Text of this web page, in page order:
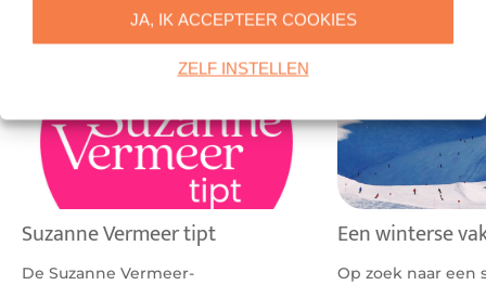
JA, IK ACCEPTEER COOKIES
ZELF INSTELLEN
Artikelen over nieuws
Suzanne Vermeer tipt
De Suzanne Vermeer-
Een winterse
Op zoek naar een